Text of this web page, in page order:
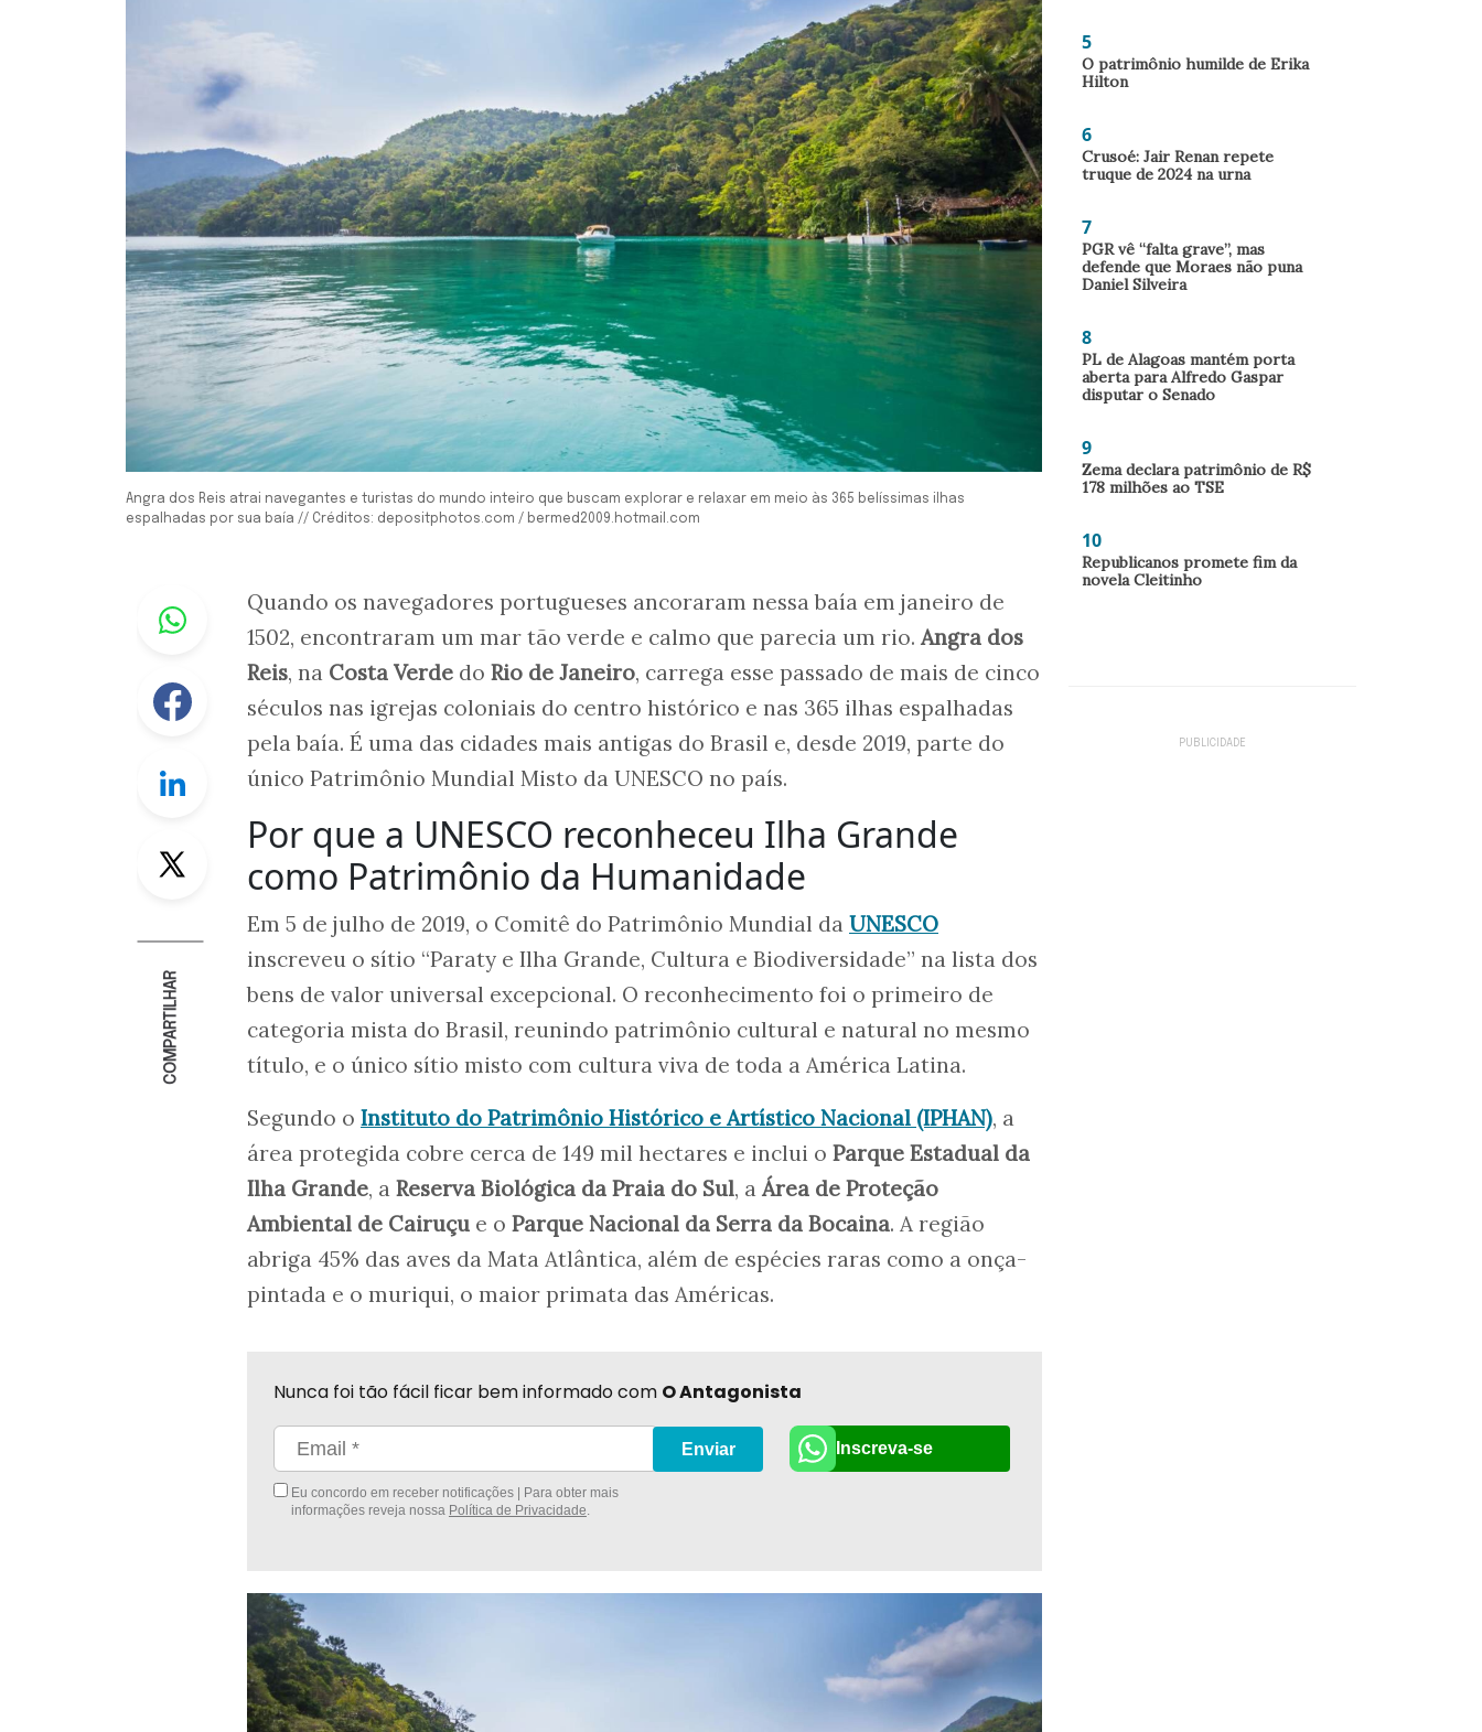
Angra dos Reis atrai navegantes e turistas do mundo inteiro que buscam explorar e relaxar em meio às 365 belíssimas ilhas
espalhadas por sua baía // Créditos: depositphotos.com / bermed2009.hotmail.com
Whastapp
Facebook
Linkedin
Twitter
COMPARTILHAR
Quando os navegadores portugueses ancoraram nessa baía em janeiro de
1502, encontraram um mar tão verde e calmo que parecia um rio. Angra dos
Reis, na Costa Verde do Rio de Janeiro, carrega esse passado de mais de cinco
séculos nas igrejas coloniais do centro histórico e nas 365 ilhas espalhadas
pela baía. É uma das cidades mais antigas do Brasil e, desde 2019, parte do
único Patrimônio Mundial Misto da UNESCO no país.
Por que a UNESCO reconheceu Ilha Grande
como Patrimônio da Humanidade
Em 5 de julho de 2019, o Comitê do Patrimônio Mundial da UNESCO
inscreveu o sítio “Paraty e Ilha Grande, Cultura e Biodiversidade” na lista dos
bens de valor universal excepcional. O reconhecimento foi o primeiro de
categoria mista do Brasil, reunindo patrimônio cultural e natural no mesmo
título, e o único sítio misto com cultura viva de toda a América Latina.
Segundo o Instituto do Patrimônio Histórico e Artístico Nacional (IPHAN), a
área protegida cobre cerca de 149 mil hectares e inclui o Parque Estadual da
Ilha Grande, a Reserva Biológica da Praia do Sul, a Área de Proteção
Ambiental de Cairuçu e o Parque Nacional da Serra da Bocaina. A região
abriga 45% das aves da Mata Atlântica, além de espécies raras como a onça-
pintada e o muriqui, o maior primata das Américas.
Nunca foi tão fácil ficar bem informado com O Antagonista
Eu concordo em receber notificações | Para obter mais
informações reveja nossa Política de Privacidade.
Enviar Inscreva-se
5
O patrimônio humilde de Erika
Hilton
6
Crusoé: Jair Renan repete
truque de 2024 na urna
7
PGR vê “falta grave”, mas
defende que Moraes não puna
Daniel Silveira
8
PL de Alagoas mantém porta
aberta para Alfredo Gaspar
disputar o Senado
9
Zema declara patrimônio de R$
178 milhões ao TSE
10
Republicanos promete fim da
novela Cleitinho